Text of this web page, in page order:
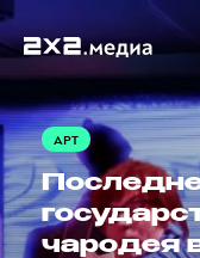
АРТ
чародея